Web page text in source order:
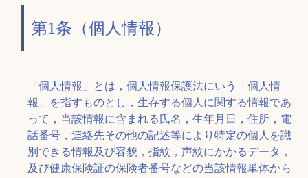
第1条（個人情報）
「個人情報」とは，個人情報保護法にいう「個人情
報」を指すものとし，生存する個人に関する情報であ
って，当該情報に含まれる氏名，生年月日，住所，電
話番号，連絡先その他の記述等により特定の個人を識
別できる情報及び容貌，指紋，声紋にかかるデータ，
及び健康保険証の保険者番号などの当該情報単体から